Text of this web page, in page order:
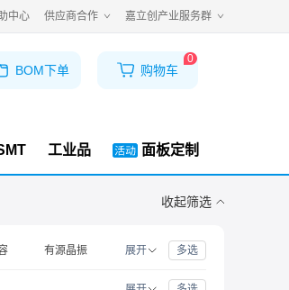
中心 供应商合作 嘉立创产业服务群
BOM下单 购物车
0
工业品 面板定制
收起筛选
有源晶振
展开 多选